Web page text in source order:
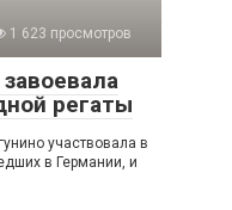
1 623 просмотров
регаты
участвовала в
в Германии, и